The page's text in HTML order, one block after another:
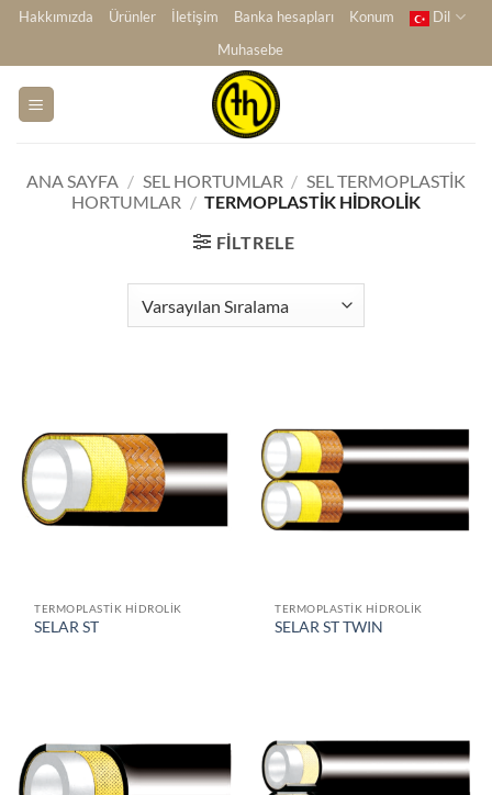
İçeriğe
Hakkımızda Ürünler İletişim Banka hesapları Konum
Dil
Muhasebe
ANA SAYFA / SEL HORTUMLAR / SEL TERMOPLASTIK
HORTUMLAR / TERMOPLASTIK HIDROLIK
FILTRELE
TERMOPLASTIK HIDROLIK
SELAR ST
TERMOPLASTIK HIDROLIK
SELAR ST TWIN